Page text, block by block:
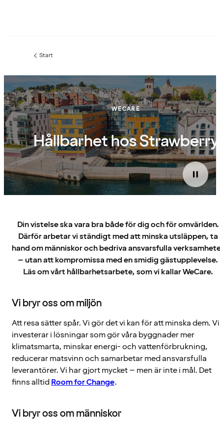
Start
WECARE
Hållbarhet hos Strawberry
Din vistelse ska vara bra både för dig och för omvärlden.
Därför arbetar vi ständigt med att minska utsläppen, ta
hand om människor och bedriva ansvarsfulla
– utan att kompromissa med en smidig gästupplevelse.
Läs om vårt hållbarhetsarbete, som vi kallar WeCare.
Vi bryr oss om miljön
Att resa sätter spår. Vi gör det vi kan för att minska dem. Vi
investerar i lösningar som gör våra byggnader mer
klimatsmarta, minskar energi- och vattenförbrukning,
reducerar matsvinn och samarbetar med ansvarsfulla
leverantörer. Vi har gjort mycket – men är inte i mål. Det
finns alltidRoom for Change.
Vi bryr oss om människor